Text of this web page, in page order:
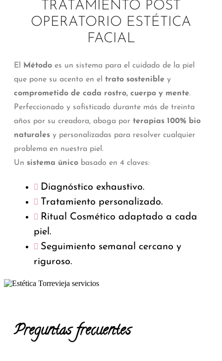
TRATAMIENTO POST
OPERATORIO ESTÉTICA
FACIAL
El Método es un sistema para el cuidado de la piel
que pone su acento en el trato sostenible y
comprometido de cada rostro, cuerpo y mente.
Perfeccionado y sofisticado durante más de treinta
años por su creadora, aboga por terapias 100% bio
naturales y personalizadas para resolver cualquier
problema en nuestra piel.
Un sistema único basado en 4 claves:
Diagnóstico exhaustivo.
Tratamiento personalizado.
Ritual Cosmético adaptado a cada
piel.
Seguimiento semanal cercano y
riguroso.
Preguntas frecuentes